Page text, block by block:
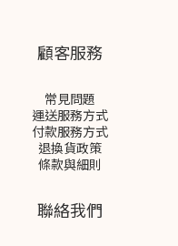
顧客服務
常見問題
運送服務方式
付款服務方式
退換貨政策
條款與細則
聯絡我們